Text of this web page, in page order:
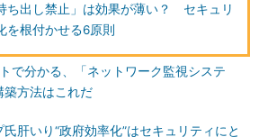
ち出し禁止」は効果が薄い？ セキュリ
を根付かせる6原則
で分かる、「ネットワーク監視システ
築方法はこれだ
氏肝いり“政府効率化”はセキュリティにと